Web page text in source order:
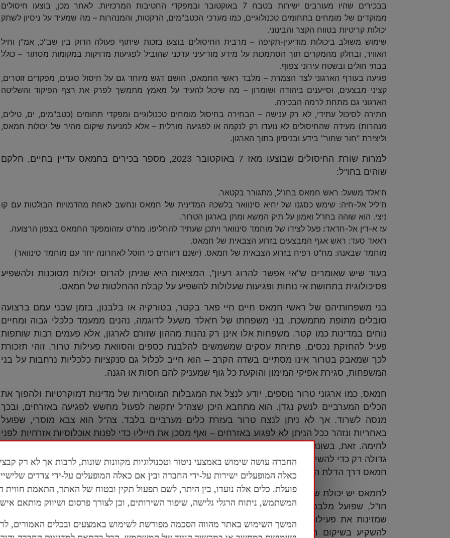
בבכירים שהיו מעורבים ישירות בטבח 7 באוקטובר ובמפקדי החטיבות המרכזיות. לאחר מכן, בוצעו חיסולים
ממוקדים של מומחים בתחומים טכנולוגיים, כמו מערכי הכטב"מים, הרקטות, והמנהרות – מה שמעיד על ניסיון לשתק
יכולות קריטיות בטווח הקצר והבינוני.
שימוש משולב ביכולות מודיעין-תקיפה – מרבית החיסולים בוצעו בזכות שיתוף פעולה הדוק בין שב"כ, אמ"ן וחיל
האוויר, ובחלק מהמקרים תוך הסתמכות על מידע מודיעיני עדכני שהוביל לפגיעות מדויקות במקומות מסתור – כולל
בבתי חולים ובשטח עירוני צפוף.
פגיעה בעורף הארגוני לצד הצמרת – מלבד ראשי החמאס, הושם דגש מיוחד גם על חיסול סגנים, מפקדים זוטרים,
קציני מבצעים, וסייענים ביהודה ושומרון – מה שיכול להעיד על מאמץ מתמשך לפרק את רצף הפיקוד והשליטה
הארגוני גם מתחת לרמה הבכירה.
חתירה לסיכול עתידי, לא רק ענישה – הבחירה בחיסול מומחים טכנולוגיים ומפקדי תחומים (כטב"מים, ים, טילים,
מנהרות) מעידה שהחיסולים לא נועדו רק לנקמה או לפגיעה מורלית – אלא למניעת שיקום מהיר של יכולות חמאס,
וליצירת "חור שחור" בידע ובניסיון בתוך הארגון.
למרות שורת החיסולים שבוצעו מאז 7 באוקטובר 2023, מספר בכירים בחמאס עדיין בחיים, חלקם
שוהים בחו"ל:
ח'אלד משעל: ראש חמאס בחו"ל, מתגורר בקטאר.
ח'ליל אל-חיה: שימש כסגנו של יחיא סינוואר בלשכה המדינית של חמאס ונחשב לאחת מהדמויות הבולטות עם קו
ניצי. הוא שוהה בחו"ל ואמון על תיק המשא ומתן בארגון הטרור.
עז א-דין אל-חדאד: פעל לצידו של מוחמד סינוואר ויתכן שעתיד להחליפו. מח"ט עזהומפקד החמאס בצפון הרצועה.
ראאד סעד: ראש אגף המבצעים בזרוע הצבאית של חמאס.
מוחמד שבאנה: מח"ט רפיח בזרוע הצבאית של חמאס. (ישנם דיווחים כי חוסל לאחרונה יחד עם מוחמד סינוואר)
בעוד שיש שאומרים ש"אי אפשר להרוג רעיון", המציאות היא שניתן להרוס יכולות מסוכנות ולהשפיע
פסיכולוגית בתחושת אי נוחות ופגיעות שעלולות להשפיע על קבלת ההחלטות של חמאס.
בני משפחותיהם של ראשי חמאס חיים חיי פאר בקטר, בטורקיה או בלבנון, בזמן שבני עמם ברצועה
סובלים מתופת מתמשכת. בני משפחתו של ח'אלד משעל לדוגמה, נהנים ממעמד כלכלי גבוה ומחיים
נוחים במדינות כמו קטר. משפחות אלו אינן רק נהנות מההון שזורם לארגון, אלא פעמים רבות שותפות
פעיל להחזקת נכסים, פתיחת עסקים שמשמשים להלבנת כספים והסוואת פעילות טרור. זוהי תזכורת
לכך שמאבק בטרור אינו מסתיים בשדה הקרב – הוא חייב לכלול גם סנקציות כלכליות נרחבות על בני
המשפחות, סגירת אפיקי המימון והוקעת כל גוף שמעניק להם חסות או הגנה.
חמאס, כמו ארגוני טרור נוספים, יודע לנצל את המגבלות המוסריות של מדינות דמוקרטיות ולהפוך את
הכלים המערביים לנשק נגדן. הוא מתחבא היכן שצה"ל יתקשה לפעול מחשש לפגיעה באזרחים, ובכך
מנסה לשרוד. אך לא ניתן לנצח טרור בעזרת כלים מערביים בלבד. צה"ל הוא צבא מוסרי, שפועל
באחריות ונזהר ככל הניתן לא לפגוע באזרחים – ואף מסכן את חייליו כדי לפנות אוכלוסיות אזרחיות לפני
לחימה. זאת, בשונה מצבאות מערביים שפעלו בעבר באזורים בריכוזי אוכלוסייה עם ועם כמות נפגעים
גדולה רק כדי להשיג הכרעה. המציאות בעזה מחייבת חשיבה אחרת, נחושה אך מפוכחת, שלא תחזיר את
חמאס דרך הדלת האחורית.
לחמאס יש יכולת שיקום ממשית – לא רק ברצועת עזה עצמה, אלא באמצעות רשת חובקת עולם. חמאס
חו"ל, שפועל מלבנון, טורקיה, קטר ומדינות נוספות, מחזיק בתשתיות כספיות, דיפלומטיות וצבאיות
שמזינות את פעילות הארגון בעזה. כל עוד משמרות המהפכה ממשיכים לשלוט באיראן, הם ימשיכו
להשקיע בשיקום הזרוע הצבאית והמדינית של חמאס, תוך סיוע טכני, כספי והעברת ידע בליסטי
כאלה המופעלים ישירות על-ידי החברה ובין אם כאלה המופעלים על-ידי צדדים
פועלת. כלים אלה נועדו, בין היתר, לשם תפעול תקין ובטוח של האתר, התאמת חווית
המשתמש, ניתוח הרגלי גלישה, שיפור השירותים, וכן לצורך פרסום ושיווק מותאם
המשך השימוש באתר מהווה הסכמה מפורשת לשימוש באמצעים ובכלים האמורים,